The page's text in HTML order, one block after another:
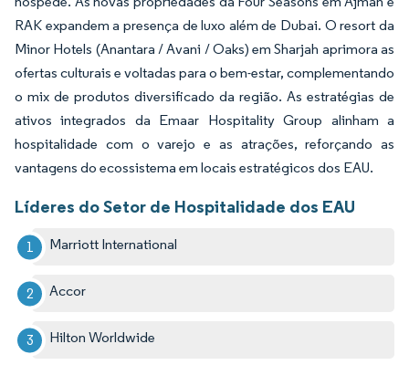
RAK expandem a presença de luxo além de Dubai. O resort da
Minor Hotels (Anantara / Avani / Oaks) em Sharjah aprimora as
ofertas culturais e voltadas para o bem-estar, complementando
o mix de produtos diversificado da região. As estratégias de
ativos integrados da Emaar Hospitality Group alinham a
hospitalidade com o varejo e as atrações, reforçando as
vantagens do ecossistema em locais estratégicos dos EAU.
Líderes do Setor de Hospitalidade dos EAU
Marriott International
Accor
Hilton Worldwide